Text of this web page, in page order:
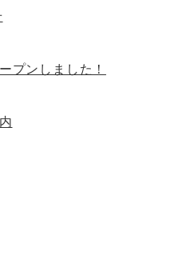
プンしました！